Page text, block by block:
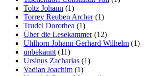
Toltz Johann (1)
Torrey Reuben Archer(1)
Trudel Dorothea (1)
Über die Lesekammer(12)
Uhlhorn Johann Gerhard Wilhelm (1)
unbekannt (11)
Ursinus Zacharias (1)
Vadian Joachim (1)